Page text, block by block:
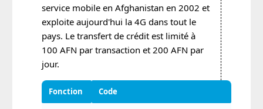
service mobile en Afghanistan en 2002 et
exploite aujourd'hui la 4G dans tout le
pays. Le transfert de crédit est limité à
100 AFN par transaction et 200 AFN par
jour.
Fonction Code